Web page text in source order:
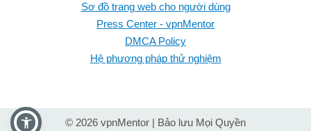
Sơ đồ trang web cho người dùng
Press Center - vpnMentor
DMCA Policy
Hệ phương pháp thử nghiệm
© 2026 vpnMentor | Bảo lưu Mọi Quyền